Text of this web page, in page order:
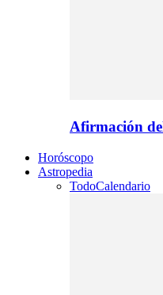
Afirmación
Horóscopo
Astropedia
TodoCalendario